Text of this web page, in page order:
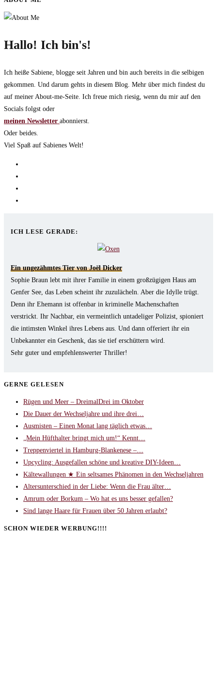
Hallo! Ich bin's!
Ich heiße Sabiene, blogge seit Jahren und bin auch bereits in die selbigen
gekommen. Und darum gehts in diesem Blog. Mehr über mich findest du
auf meiner About-me-Seite. Ich freue mich riesig, wenn du mir auf den
Socials folgst oder
meinen Newsletter abonnierst.
Oder beides.
Viel Spaß auf Sabienes Welt!
tab
new
ICH LESE GERADE:
Ein ungezähmtes Tier von Joël Dicker
Sophie Braun lebt mit ihrer Familie in einem großzügigen Haus am
Genfer See, das Leben scheint ihr zuzulächeln. Aber die Idylle trügt.
Denn ihr Ehemann ist offenbar in kriminelle Machenschaften
verstrickt. Ihr Nachbar, ein vermeintlich untadeliger Polizist, spioniert
die intimsten Winkel ihres Lebens aus. Und dann offeriert ihr ein
Unbekannter ein Geschenk, das sie tief erschüttern wird.
Sehr guter und empfehlenswerter Thriller!
GERNE GELESEN
Rügen und Meer – DreimalDrei im Oktober
Die Dauer der Wechseljahre und ihre drei…
Ausmisten – Einen Monat lang täglich etwas…
„Mein Hüfthalter bringt mich um!“ Kennt…
Treppenviertel in Hamburg-Blankenese –…
Upcycling: Ausgefallen schöne und kreative DIY-Ideen…
Kältewallungen ★ Ein seltsames Phänomen in den Wechseljahren
Altersunterschied in der Liebe: Wenn die Frau älter…
Amrum oder Borkum – Wo hat es uns besser gefallen?
Sind lange Haare für Frauen über 50 Jahren erlaubt?
SCHON WIEDER WERBUNG!!!!